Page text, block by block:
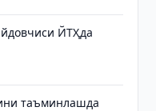
ЙТҲда
таъминлашда